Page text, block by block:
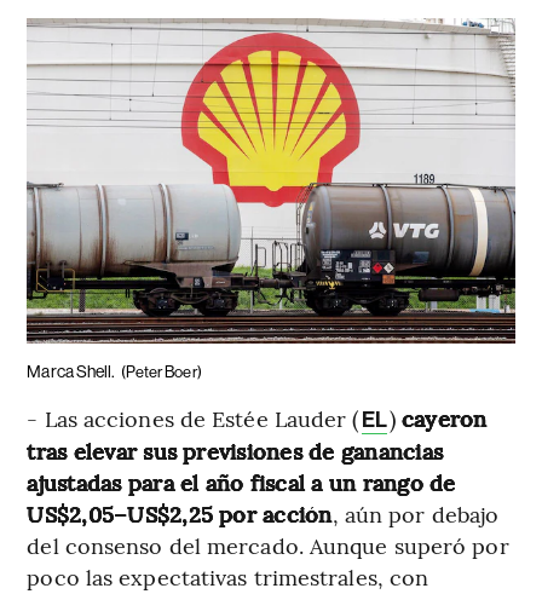
Marca Shell. (Peter Boer)
- Las acciones de Estée Lauder (EL) cayeron
tras elevar sus previsiones de ganancias
ajustadas para el año fiscal a un rango de
US$2,05–US$2,25 por acción, aún por debajo
del consenso del mercado. Aunque superó por
poco las expectativas trimestrales, con